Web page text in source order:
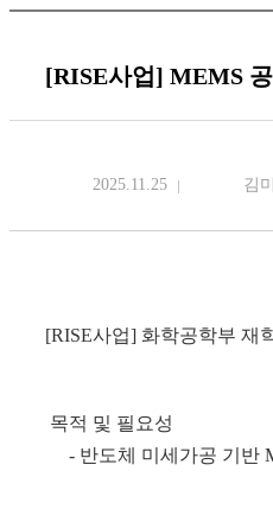
[RISE사업] MEMS
2025.11.25 김
[RISE사업] 화학공학부 재
목적 및 필요성
- 반도체 미세가공 기반